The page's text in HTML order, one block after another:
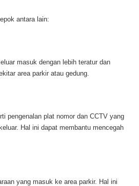
antara lain:
masuk dengan lebih teratur dan
area parkir atau gedung.
pengenalan plat nomor dan CCTV yang
Hal ini dapat membantu mencegah
yang masuk ke area parkir. Hal ini